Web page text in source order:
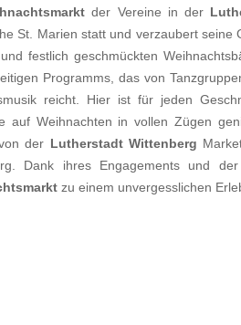
der Vereine in der
St. Marien statt und verzaubert
festlich geschmückten
Programms, das von
reicht. Hier ist für jeden
auf Weihnachten in vollen Zügen
der Lutherstadt Wittenberg
Dank ihres Engagements und
zu einem unvergesslichen